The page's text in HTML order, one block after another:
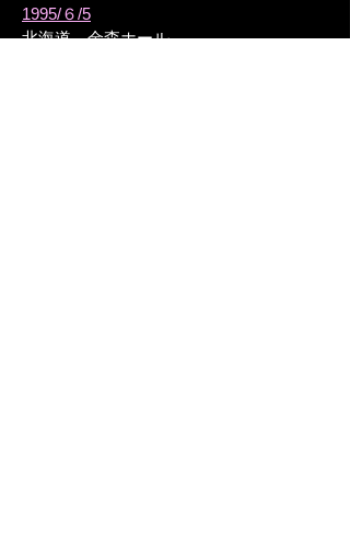
1995/６/5
北海道金森ホール